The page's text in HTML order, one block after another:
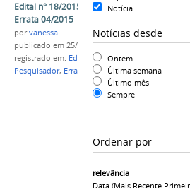
Notícia
Notícias desde
Ontem
Última semana
Último mês
Sempre
Ordenar por
relevância
Data (mais Recente
Edital n° 18/2015 - Professor Pesquisador:
Errata 04/2015
porvanessa
publicado em 25/11/2015
registrado em: Edital n° 18/2015,
Pesquisador, Errata 04/2015